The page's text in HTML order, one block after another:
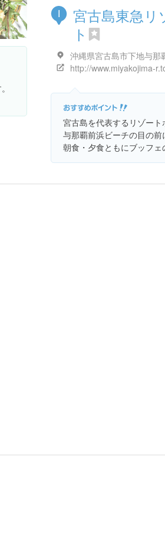
宮古島東急リ
ト
沖縄県宮古島市下地与那
宮古島を代表するリゾート
与那覇前浜ビーチの目の前
朝食・夕食ともにブッフェ